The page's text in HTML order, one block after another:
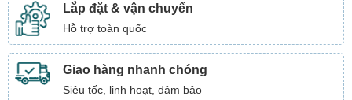
Lắp đặt & vận chuyển
Hỗ trợ toàn quốc
Giao hàng nhanh chóng
Siêu tốc, linh hoạt, đảm bảo